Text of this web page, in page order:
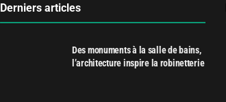
Derniers articles
Des monuments à la salle de bains,
l’architecture inspire la robinetterie